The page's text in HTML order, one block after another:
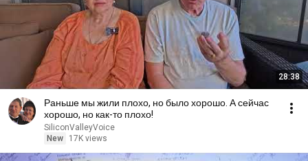
28:38
Раньше мы жили плохо, но было хорошо. А сейчас
хорошо, но как-то плохо!
SiliconValleyVoice
New
17K views